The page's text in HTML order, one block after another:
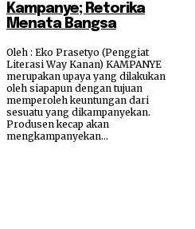
Kampanye; Retorika
Menata Bangsa
Oleh : Eko Prasetyo (Penggiat
Literasi Way Kanan) KAMPANYE
merupakan upaya yang dilakukan
oleh siapapun dengan tujuan
memperoleh keuntungan dari
sesuatu yang dikampanyekan.
Produsen kecap akan
mengkampanyekan...